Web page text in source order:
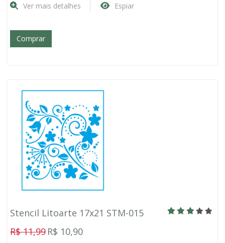
Ver mais detalhes Espiar
Comprar
Stencil Litoarte 17x21 STM-015
R$ 11,99 R$ 10,90